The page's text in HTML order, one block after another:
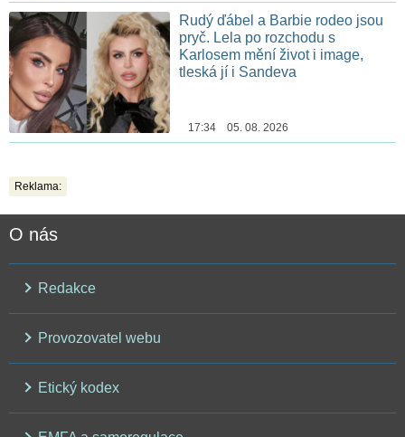
Rudý ďábel a Barbie rodeo jsou
pryč. Lela po rozchodu s
Karlosem mění život i image,
tleská jí i Sandeva
17:34 05. 08. 2026
Reklama:
O nás
Redakce
Provozovatel webu
Etický kodex